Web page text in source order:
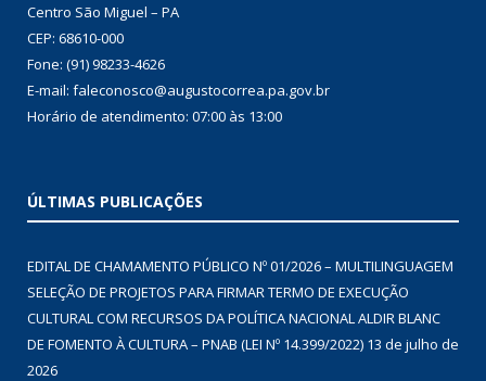
Centro São Miguel – PA
CEP: 68610-000
Fone: (91) 98233-4626
E-mail: faleconosco@augustocorrea.pa.gov.br
Horário de atendimento: 07:00 às 13:00
ÚLTIMAS PUBLICAÇÕES
EDITAL DE CHAMAMENTO PÚBLICO Nº 01/2026 – MULTILINGUAGEM
SELEÇÃO DE PROJETOS PARA FIRMAR TERMO DE EXECUÇÃO
CULTURAL COM RECURSOS DA POLÍTICA NACIONAL ALDIR BLANC
DE FOMENTO À CULTURA – PNAB (LEI Nº 14.399/2022) 13 de julho de
2026